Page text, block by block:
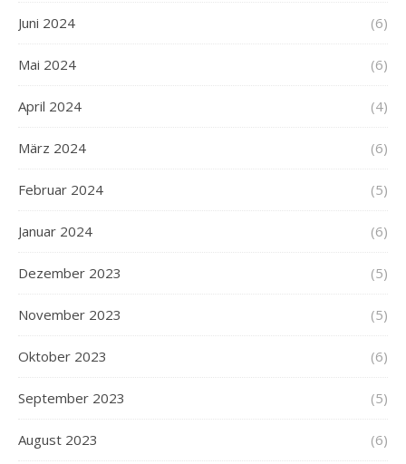
Juni 2024 (6)
Mai 2024 (6)
April 2024 (4)
März 2024 (6)
Februar 2024 (5)
Januar 2024 (6)
Dezember 2023 (5)
November 2023 (5)
Oktober 2023 (6)
September 2023 (5)
August 2023 (6)